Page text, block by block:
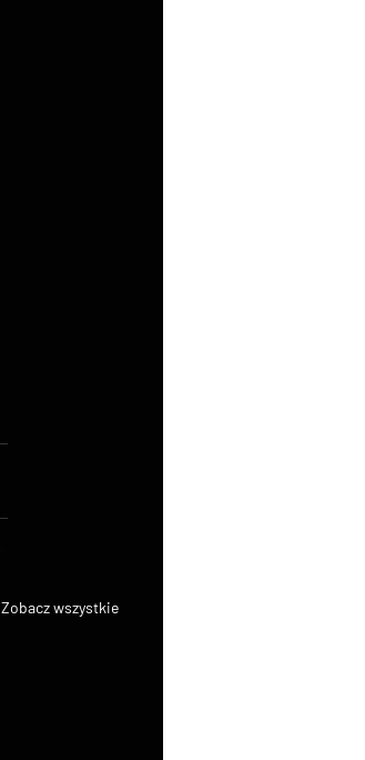
Zobacz wszystkie